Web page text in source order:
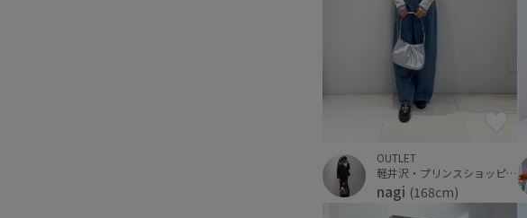
OUTLET
軽井沢・プリンスショッピングプラザ
nagi (168cm)